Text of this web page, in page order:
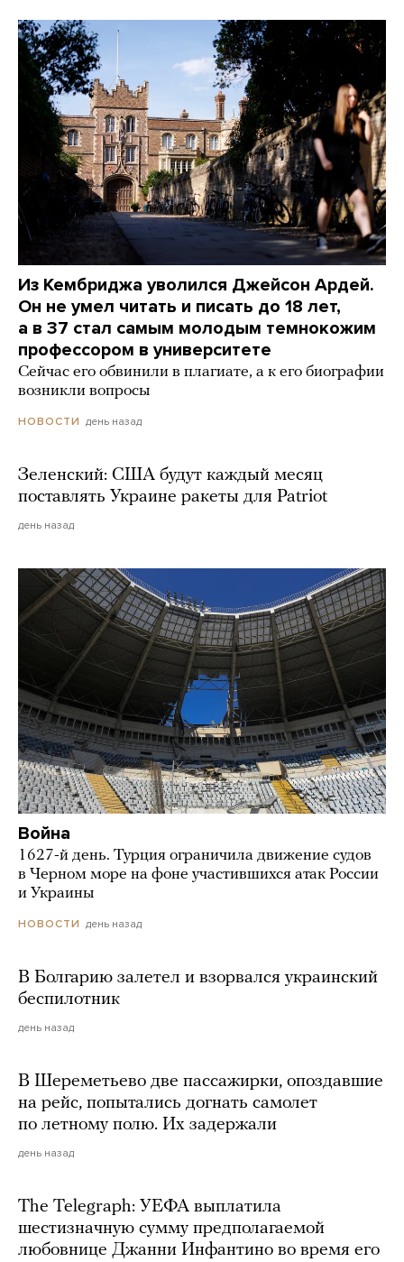
Из Кембриджа уволился Джейсон Ардей.
Он не умел читать и писать до 18 лет,
а в 37 стал самым молодым темнокожим
профессором в университете
Сейчас его обвинили в плагиате, а к его биографии
возникли вопросы
НОВОСТИ день назад
Зеленский: США будут каждый месяц
поставлять Украине ракеты для Patriot
день назад
Война
1627-й день. Турция ограничила движение судов
в Черном море на фоне участившихся атак России
и Украины
НОВОСТИ день назад
В Болгарию залетел и взорвался украинский
беспилотник
день назад
В Шереметьево две пассажирки, опоздавшие
на рейс, попытались догнать самолет
по летному полю. Их задержали
день назад
The Telegraph: УЕФА выплатила
шестизначную сумму предполагаемой
любовнице Джанни Инфантино во время его